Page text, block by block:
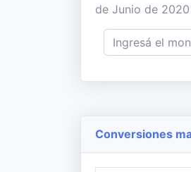
de Junio de 2020
Conversiones